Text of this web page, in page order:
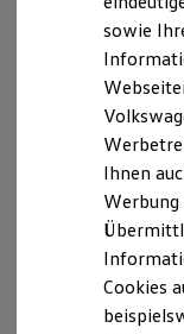
Lifestyle
T-
Golf
R-
GTI
we drive
Besitzer und
Software
Service
später
Sie
Sollte
sich
sowie
Ihnen
Werbung
Cookies